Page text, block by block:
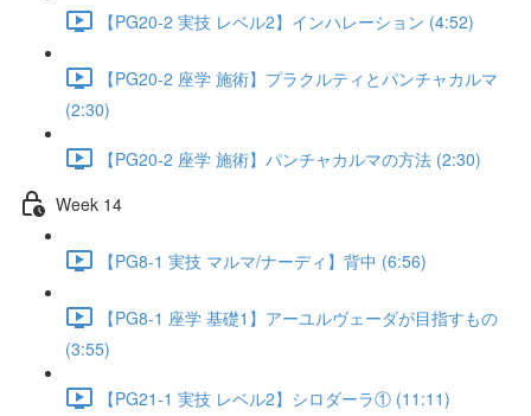
【PG20-2 実技 レベル2】インハレーション (4:52)
【PG20-2 座学 施術】プラクルティとパンチャカルマ
(2:30)
【PG20-2 座学 施術】パンチャカルマの方法 (2:30)
Week 14
【PG8-1 実技 マルマ/ナーディ】背中 (6:56)
【PG8-1 座学 基礎1】アーユルヴェーダが目指すもの
(3:55)
【PG21-1 実技 レベル2】シロダーラ① (11:11)